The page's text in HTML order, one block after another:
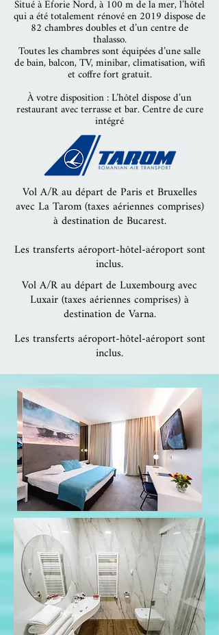
Situé à Eforie Nord, à 100 m de la mer, l’hôtel
qui a été totalement rénové en 2019 dispose de
82 chambres doubles et d’un centre de
thalasso.
Toutes les chambres sont équipées d’une salle
de bain, balcon, TV, minibar, climatisation, wifi
et coffre fort gratuit.
À votre disposition : L’hôtel dispose d’un
restaurant avec terrasse et bar. Centre de cure
intégré
Vol A/R au départ de Paris et Bruxelles
avec La Tarom (taxes aériennes comprises)
à destination de Bucarest.
Les transferts aéroport-hôtel-aéroport sont
inclus.
Vol A/R au départ de Luxembourg avec
Luxair (taxes aériennes comprises) à
destination de Varna.
Les transferts aéroport-hôtel-aéroport sont
inclus.